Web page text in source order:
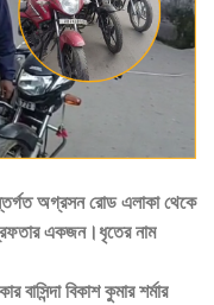
অগ্রসন রোড এলাকা থেকে
একজন।ধৃতের নাম
বিকাশ কুমার শর্মার